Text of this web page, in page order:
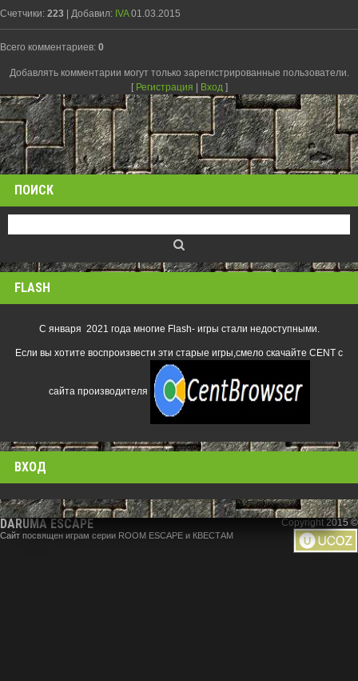
Счетчики: 223 Добавил: IVA01.03.2015
Всего комментариев: 0
Добавлять комментарии могут только зарегистрированные пользователи.
[ Регистрация Вход]
ПОИСК
FLASH
С января 2021 года многие Flash- игры стали недоступными.
Если вы хотите воспроизвести эти старые игры,смело скачайте CENT с
сайта производителя
ВХОД
DARUMA ESCAPE
Сайт посвящен играм серии ROOM ESCAPE и КВЕСТАМ
Copyright 2015 ©